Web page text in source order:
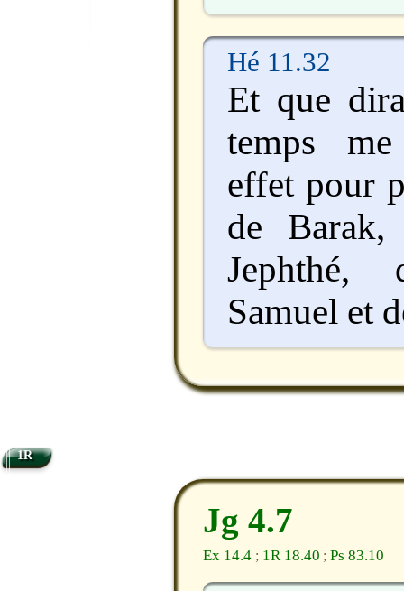
Hé 11.32
Et que
temps
effet pour
de Barak,
Samuel et
Jg 4.7
Ex 14.4 ; 1R 18.40 ; Ps 83.10
1R